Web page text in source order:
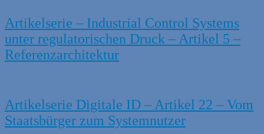
Artikelserie – Industrial Control Systems
unter regulatorischen Druck – Artikel 5 –
Referenzarchitektur
Artikelserie Digitale ID – Artikel 22 – Vom
Staatsbürger zum Systemnutzer